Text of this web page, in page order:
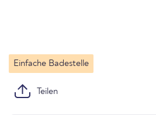
Einfache Badestelle
Teilen